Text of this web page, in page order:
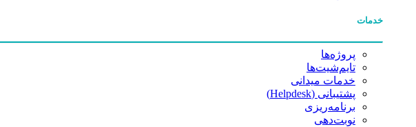
خدمات
پروژه‌ها
تایم‌شیت‌ها
خدمات میدانی
پشتیبانی (Helpdesk)
برنامه‌ریزی
نوبت‌دهی